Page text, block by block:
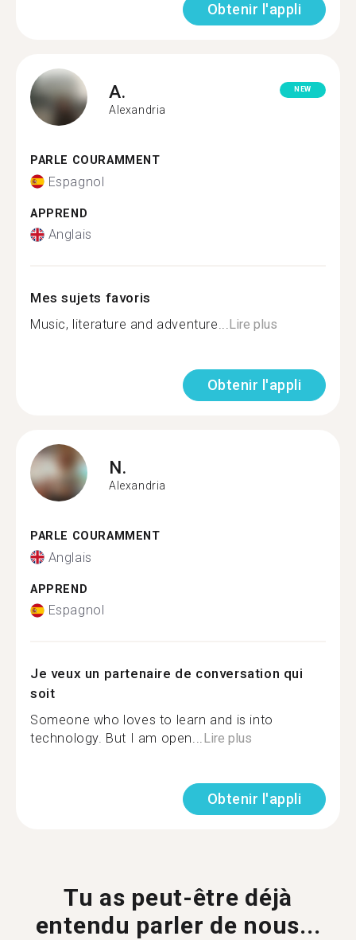
Obtenir l'appli
A.
Alexandria
NEW
PARLE COURAMMENT
Espagnol
APPREND
Anglais
Mes sujets favoris
Music, literature and adventure...Lire plus
Obtenir l'appli
N.
Alexandria
PARLE COURAMMENT
Anglais
APPREND
Espagnol
Je veux un partenaire de conversation qui
soit
Someone who loves to learn and is into
technology. But I am open...Lire plus
Obtenir l'appli
Tu as peut-être déjà
entendu parler de nous...